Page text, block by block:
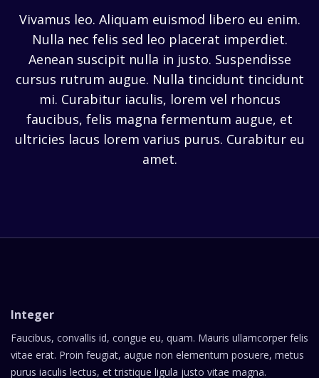
Vivamus leo. Aliquam euismod libero eu enim.
Nulla nec felis sed leo placerat imperdiet.
Aenean suscipit nulla in justo. Suspendisse
cursus rutrum augue. Nulla tincidunt tincidunt
mi. Curabitur iaculis, lorem vel rhoncus
faucibus, felis magna fermentum augue, et
ultricies lacus lorem varius purus. Curabitur eu
amet.
Integer
Faucibus, convallis id, congue eu, quam. Mauris ullamcorper felis
vitae erat. Proin feugiat, augue non elementum posuere, metus
purus iaculis lectus, et tristique ligula justo vitae magna.